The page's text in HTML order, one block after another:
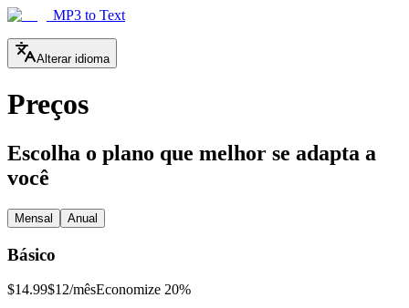
MP3 to Text
Alterar idioma
Preços
Escolha o plano que melhor se adapta a
você
Mensal Anual
Básico
$14.99$12/mêsEconomize 20%